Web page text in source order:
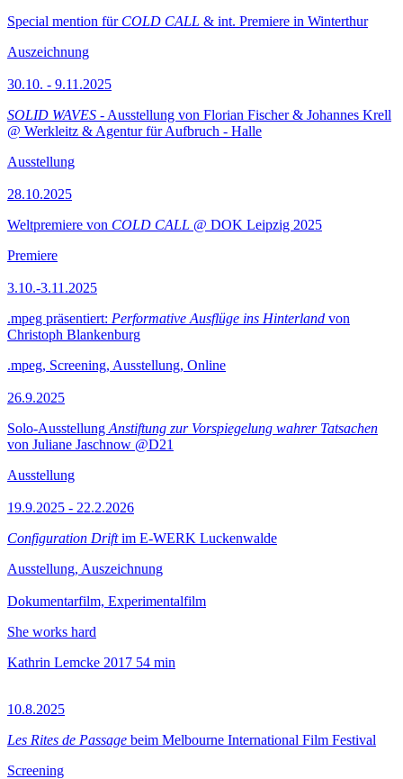
Special mention für COLD CALL & int. Premiere in Winterthur
Auszeichnung
30.10. - 9.11.2025
SOLID WAVES - Ausstellung von Florian Fischer & Johannes Krell
@ Werkleitz & Agentur für Aufbruch - Halle
Ausstellung
28.10.2025
Weltpremiere von COLD CALL @ DOK Leipzig 2025
Premiere
3.10.-3.11.2025
.mpeg präsentiert: Performative Ausflüge ins Hinterland von
Christoph Blankenburg
.mpeg, Screening, Ausstellung, Online
26.9.2025
Solo-Ausstellung Anstiftung zur Vorspiegelung wahrer Tatsachen
von Juliane Jaschnow @D21
Ausstellung
19.9.2025 - 22.2.2026
Configuration Driftim E-WERK Luckenwalde
Ausstellung, Auszeichnung
Dokumentarfilm, Experimentalfilm
She works hard
Kathrin Lemcke 2017 54 min
10.8.2025
Les Rites de Passage beim Melbourne International Film Festival
Screening